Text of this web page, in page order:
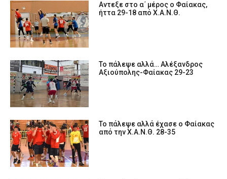
Αντεξε στο α΄ μέρος ο Φαίακας,
ήττα 29-18 από Χ.Α.Ν.Θ.
Το πάλεψε αλλά… Αλέξανδρος
Αξιούπολης-Φαίακας 29-23
Το πάλεψε αλλά έχασε ο Φαίακας
από την Χ.Α.Ν.Θ. 28-35